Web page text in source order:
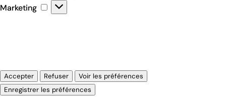
Marketing
Marketing
Accepter Refuser
Voir les préférences
Enregistrer les préférences